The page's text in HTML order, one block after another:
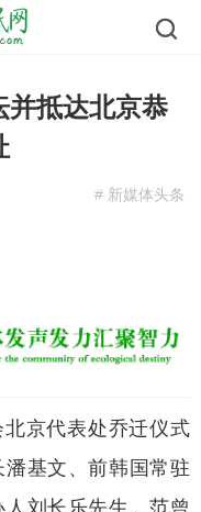
并抵达北京恭
# 新媒体头条
京代表处乔迁仪式
基文、前韩国常驻